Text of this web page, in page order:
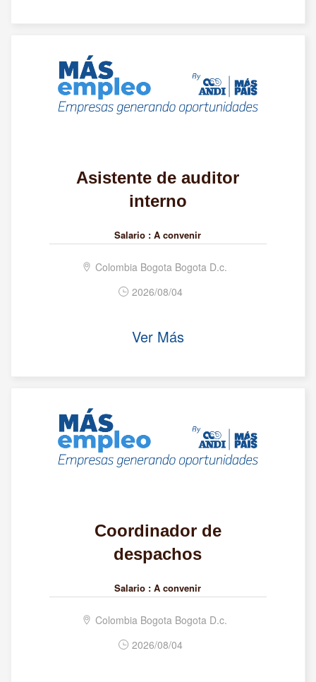
Asistente de auditor
interno
Salario : A convenir
Colombia Bogota Bogota D.c.
2026/08/04
Ver Más
Coordinador de
despachos
Salario : A convenir
Colombia Bogota Bogota D.c.
2026/08/04